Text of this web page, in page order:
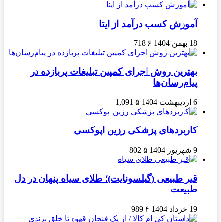
آموزش کسب درآمد از ایتا
18 بهمن 1404 ۶ 718
بهترین روش اجرای کمپین تبلیغات پربازده در
پیام‌رسان‌ها
6 اردیبهشت 1404 ۵ 1,091
کاربردهای پزشکی رزین اپوکسی
9 شهریور 1404 ۵ 802
قیر طبیعی (گیلسونایت)؛ طلای سیاه پنهان در دل
طبیعت
19 خرداد 1404 ۴ 989